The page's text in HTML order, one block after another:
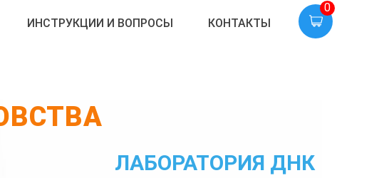
ИНСТРУКЦИИ И ВОПРОСЫ КОНТАКТЫ
0
ЛАБОРАТОРИЯ ДНК